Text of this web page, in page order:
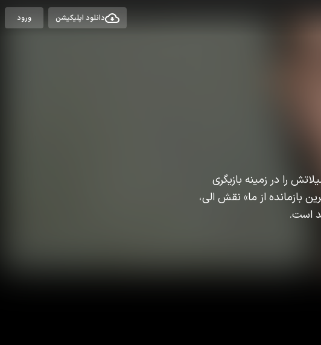
دانلود اپلیکیشن ورود
شد. او تحصیلاتش را در زمینه بازیگری
بازمانده از ما» نقش الی،